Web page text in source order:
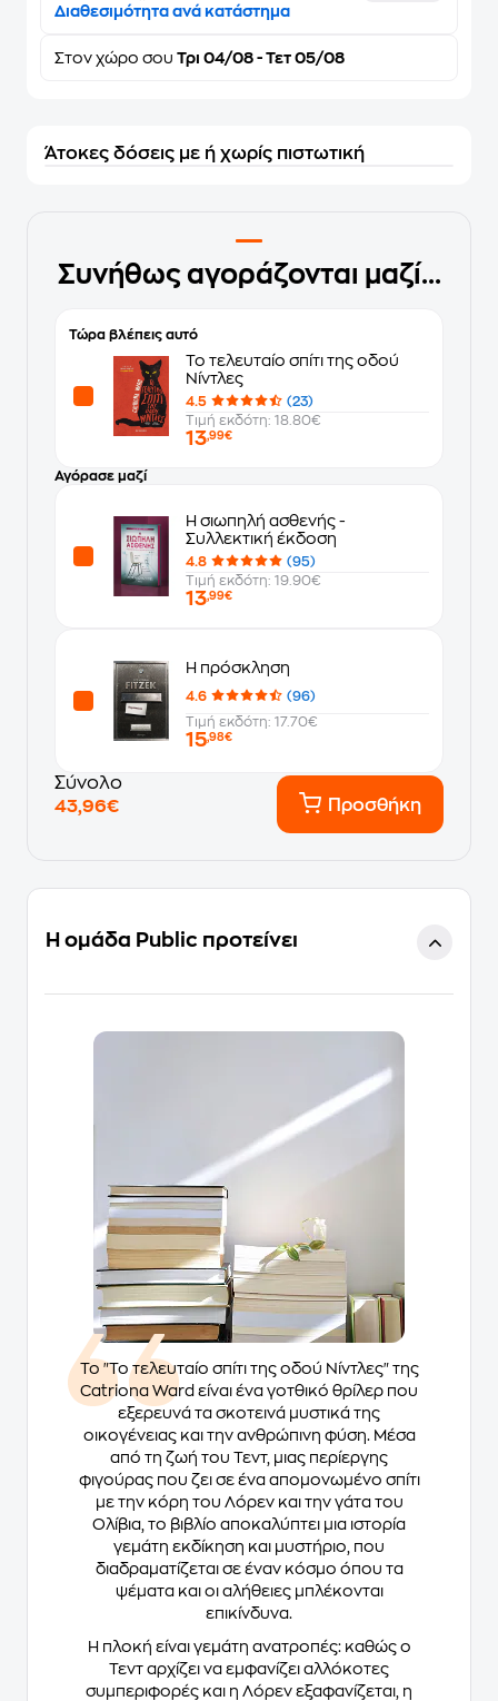
Διαθεσιμότητα ανά κατάστημα
Στον χώρο σου Τρι 04/08 - Τετ 05/08
Άτοκες δόσεις με ή χωρίς πιστωτική
Συνήθως αγοράζονται μαζί...
Τώρα βλέπεις αυτό
Το τελευταίο σπίτι της οδού
Νίντλες
4.5
(23)
Τιμή εκδότη: 18.80€
13,99€
Αγόρασε μαζί
Η σιωπηλή ασθενής -
Συλλεκτική έκδοση
4.8
(95)
Τιμή εκδότη: 19.90€
13,99€
Η πρόσκληση
4.6
(96)
Τιμή εκδότη: 17.70€
15,98€
Σύνολο
43,96€
Προσθήκη
Η ομάδα Public προτείνει
Το "Το τελευταίο σπίτι της οδού Νίντλες" της
Catriona Ward είναι ένα γοτθικό θρίλερ που
εξερευνά τα σκοτεινά μυστικά της
οικογένειας και την ανθρώπινη φύση. Μέσα
από τη ζωή του Τεντ, μιας περίεργης
φιγούρας που ζει σε ένα απομονωμένο σπίτι
με την κόρη του Λόρεν και την γάτα του
Ολίβια, το βιβλίο αποκαλύπτει μια ιστορία
γεμάτη εκδίκηση και μυστήριο, που
διαδραματίζεται σε έναν κόσμο όπου τα
ψέματα και οι αλήθειες μπλέκονται
επικίνδυνα.
Η πλοκή είναι γεμάτη ανατροπές: καθώς ο
Τεντ αρχίζει να εμφανίζει αλλόκοτες
συμπεριφορές και η Λόρεν εξαφανίζεται, η